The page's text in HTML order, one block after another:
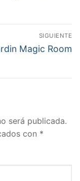
SIGUIENTE
Magic Room
será publicada.
con *